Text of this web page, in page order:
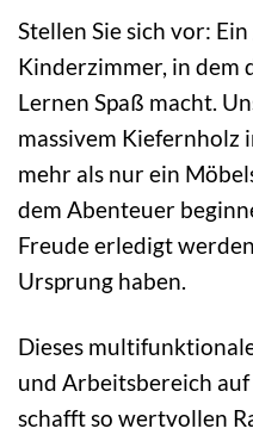
Stellen Sie sich vor:
Kinderzimmer, in dem
Lernen Spaß macht.
massivem Kiefernholz
mehr als nur ein
dem Abenteuer
Freude erledigt
Ursprung haben.
Dieses
und Arbeitsbereich
schafft so wertvollen